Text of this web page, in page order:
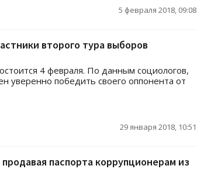
5 февраля 2018, 09:08
второго тура выборов
4 февраля. По данным социологов,
уверенно победить своего оппонента от
29 января 2018, 10:51
паспорта коррупционерам из